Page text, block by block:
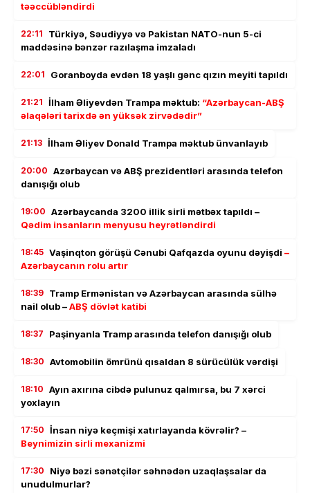
təəccübləndirdi
22:11
Türkiyə, Səudiyyə və Pakistan NATO-nun 5-ci
maddəsinə bənzər razılaşma imzaladı
22:01 Goranboyda evdən 18 yaşlı gənc qızın meyiti tapıldı
21:21 İlham Əliyevdən Trampa məktub: “Azərbaycan-ABŞ
əlaqələri tarixdə ən yüksək zirvədədir”
21:13 İlham Əliyev Donald Trampa məktub ünvanlayıb
20:00 Azərbaycan və ABŞ prezidentləri arasında telefon
danışığı olub
19:00 Azərbaycanda 3200 illik sirli mətbəx tapıldı –
Qədim insanların menyusu heyrətləndirdi
18:45 Vaşinqton görüşü Cənubi Qafqazda oyunu dəyişdi –
Azərbaycanın rolu artır
18:39 Tramp Ermənistan və Azərbaycan arasında sülhə
nail olub –ABŞ dövlət katibi
18:37 Paşinyanla Tramp arasında telefon danışığı olub
18:30 Avtomobilin ömrünü qısaldan 8 sürücülük vərdişi
18:10 Ayın axırına cibdə pulunuz qalmırsa, bu 7 xərci
yoxlayın
17:50 İnsan niyə keçmişi xatırlayanda kövrəlir? –
Beynimizin sirli mexanizmi
17:30
Niyə bəzi sənətçilər səhnədən uzaqlaşsalar da
unudulmurlar?